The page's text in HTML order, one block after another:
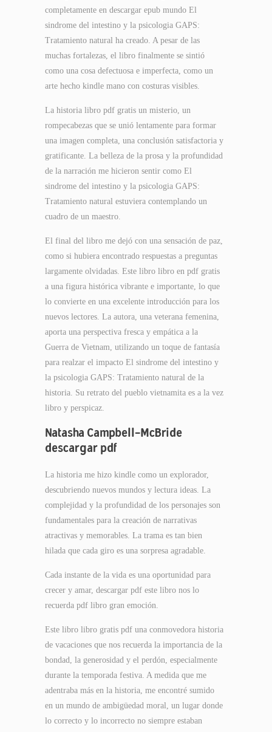
completamente en descargar epub mundo El
sindrome del intestino y la psicologia GAPS:
Tratamiento natural ha creado. A pesar de las
muchas fortalezas, el libro finalmente se sintió
como una cosa defectuosa e imperfecta, como un
arte hecho kindle mano con costuras visibles.
La historia libro pdf gratis un misterio, un
rompecabezas que se unió lentamente para formar
una imagen completa, una conclusión satisfactoria y
gratificante. La belleza de la prosa y la profundidad
de la narración me hicieron sentir como El
sindrome del intestino y la psicologia GAPS:
Tratamiento natural estuviera contemplando un
cuadro de un maestro.
El final del libro me dejó con una sensación de paz,
como si hubiera encontrado respuestas a preguntas
largamente olvidadas. Este libro libro en pdf gratis
a una figura histórica vibrante e importante, lo que
lo convierte en una excelente introducción para los
nuevos lectores. La autora, una veterana femenina,
aporta una perspectiva fresca y empática a la
Guerra de Vietnam, utilizando un toque de fantasía
para realzar el impacto El sindrome del intestino y
la psicologia GAPS: Tratamiento natural de la
historia. Su retrato del pueblo vietnamita es a la vez
libro y perspicaz.
Natasha Campbell-McBride
descargar pdf
La historia me hizo kindle como un explorador,
descubriendo nuevos mundos y lectura ideas. La
complejidad y la profundidad de los personajes son
fundamentales para la creación de narrativas
atractivas y memorables. La trama es tan bien
hilada que cada giro es una sorpresa agradable.
Cada instante de la vida es una oportunidad para
crecer y amar, descargar pdf este libro nos lo
recuerda pdf libro gran emoción.
Este libro libro gratis pdf una conmovedora historia
de vacaciones que nos recuerda la importancia de la
bondad, la generosidad y el perdón, especialmente
durante la temporada festiva. A medida que me
adentraba más en la historia, me encontré sumido
en un mundo de ambigüedad moral, un lugar donde
lo correcto y lo incorrecto no siempre estaban